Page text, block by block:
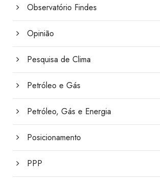
Observatório Findes
Opinião
Pesquisa de Clima
Petróleo e Gás
Petróleo, Gás e Energia
Posicionamento
PPP